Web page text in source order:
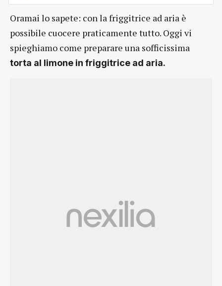
Oramai lo sapete: con la friggitrice ad aria è
possibile cuocere praticamente tutto. Oggi vi
spieghiamo come preparare una sofficissima
torta al limone in friggitrice ad aria.